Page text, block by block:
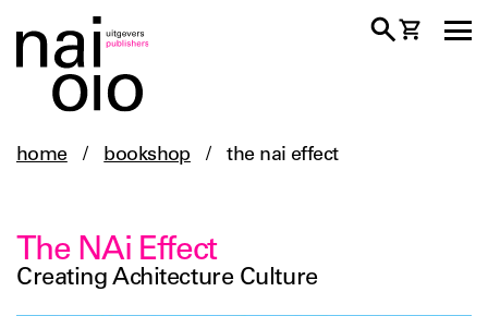
home / bookshop / the nai effect
The NAi Effect
Creating Achitecture Culture